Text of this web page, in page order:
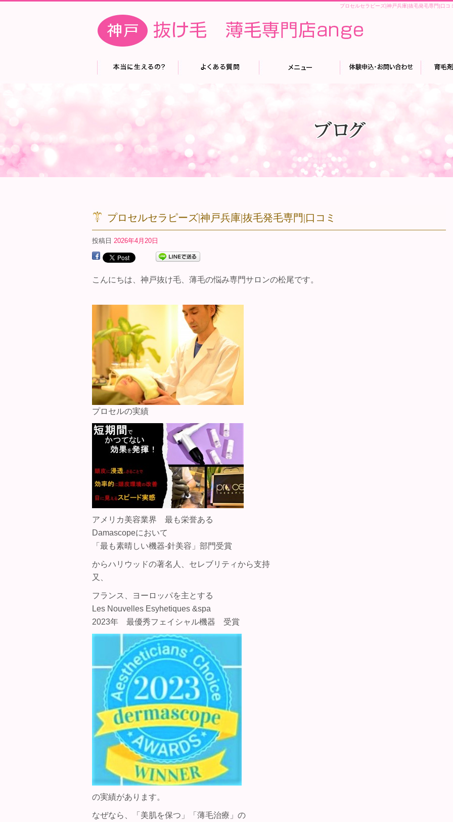
プロセルセラピーズ|神戸兵庫|抜毛発毛専門|口
プロセルセラピーズ|神戸兵庫|抜毛発毛専門|口コミ
投稿日 2026年4月20日
こんにちは、神戸抜け毛、薄毛の悩み専門サロンの松尾です。
プロセルの実績
アメリカ美容業界 最も栄誉ある
Damascopeにおいて
「最も素晴しい機器-針美容」部門受賞
からハリウッドの著名人、セレブリティから支持
又、
フランス、ヨーロッパを主とする
Les Nouvelles Esyhetiques &spa
2023年 最優秀フェイシャル機器 受賞
の実績があります。
なぜなら、「美肌を保つ」「薄毛治療」の